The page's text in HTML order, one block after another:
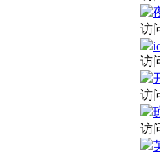
访
访
访
访